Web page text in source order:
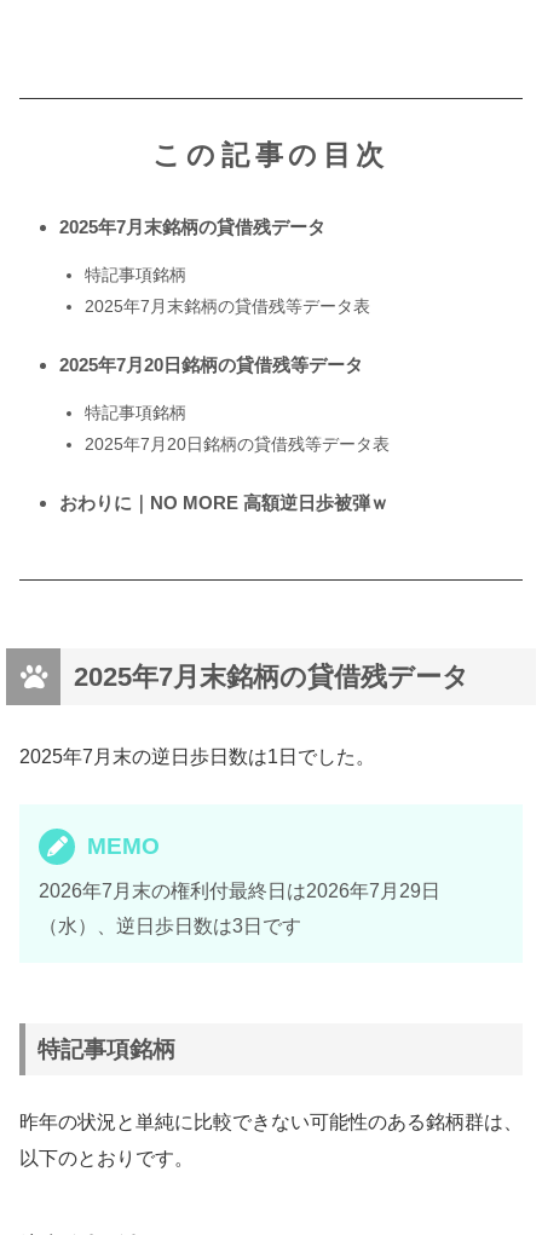
この記事の目次
2025年7月末銘柄の貸借残データ
特記事項銘柄
2025年7月末銘柄の貸借残等データ表
2025年7月20日銘柄の貸借残等データ
特記事項銘柄
2025年7月20日銘柄の貸借残等データ表
おわりに｜NO MORE 高額逆日歩被弾ｗ
2025年7月末銘柄の貸借残データ
2025年7月末の逆日歩日数は1日でした。
MEMO
2026年7月末の権利付最終日は2026年7月29日
（水）、逆日歩日数は3日です
特記事項銘柄
昨年の状況と単純に比較できない可能性のある銘柄群は、
以下のとおりです。